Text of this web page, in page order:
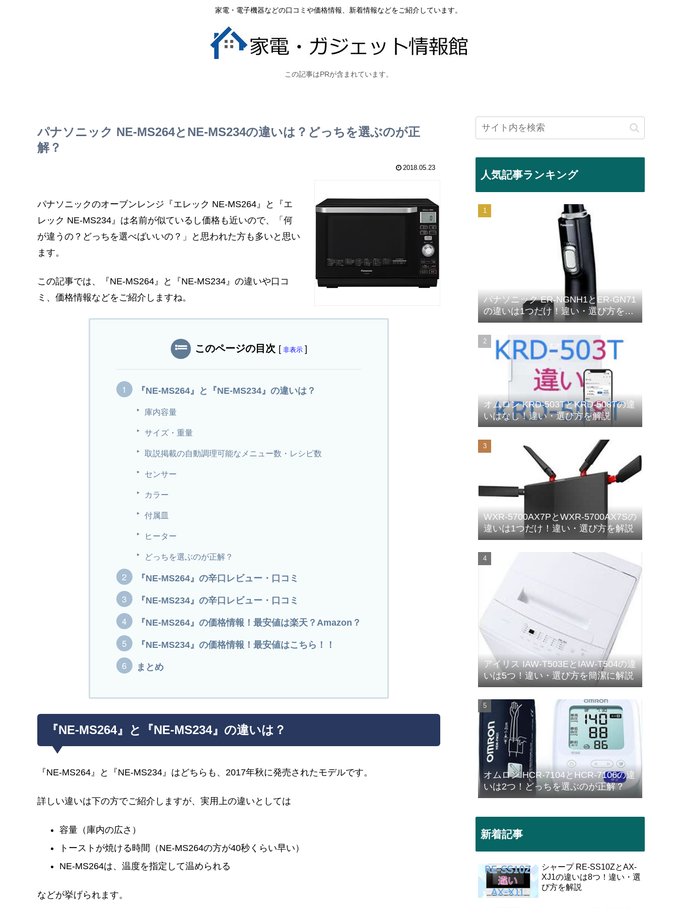
家電・電子機器などの口コミや価格情報、新着情報などをご紹介しています。
この記事はPRが含まれています。
パナソニック NE-MS264とNE-MS234の違いは？どっちを選ぶのが正
解？
2018.05.23
パナソニックのオーブンレンジ『エレック NE-MS264』と『エ
レック NE-MS234』は名前が似ているし価格も近いので、「何
が違うの？どっちを選べばいいの？」と思われた方も多いと思い
ます。
この記事では、『NE-MS264』と『NE-MS234』の違いや口コ
ミ、価格情報などをご紹介しますね。
このページの目次 [ 非表示 ]
『NE-MS264』と『NE-MS234』の違いは？
庫内容量
サイズ・重量
取説掲載の自動調理可能なメニュー数・レシピ数
センサー
カラー
付属皿
ヒーター
どっちを選ぶのが正解？
『NE-MS264』の辛口レビュー・口コミ
『NE-MS234』の辛口レビュー・口コミ
『NE-MS264』の価格情報！最安値は楽天？Amazon？
『NE-MS234』の価格情報！最安値はこちら！！
まとめ
『NE-MS264』と『NE-MS234』の違いは？
『NE-MS264』と『NE-MS234』はどちらも、2017年秋に発売されたモデルです。
詳しい違いは下の方でご紹介しますが、実用上の違いとしては
容量（庫内の広さ）
トーストが焼ける時間（NE-MS264の方が40秒くらい早い）
NE-MS264は、温度を指定して温められる
などが挙げられます。
人気記事ランキング
パナソニック ER-NGNH1とER-GN71
の違いは1つだけ！違い・選び方を解
説
オムロン KRD-503TとKRD-508Tの違
いはなし！違い・選び方を解説
WXR-5700AX7PとWXR-5700AX7Sの
違いは1つだけ！違い・選び方を解説
アイリス IAW-T503EとIAW-T504の違
いは5つ！違い・選び方を簡潔に解説
オムロン HCR-7104とHCR-7106の違
いは2つ！どっちを選ぶのが正解？
新着記事
シャープ RE-SS10ZとAX-
XJ1の違いは8つ！違い・選
び方を解説